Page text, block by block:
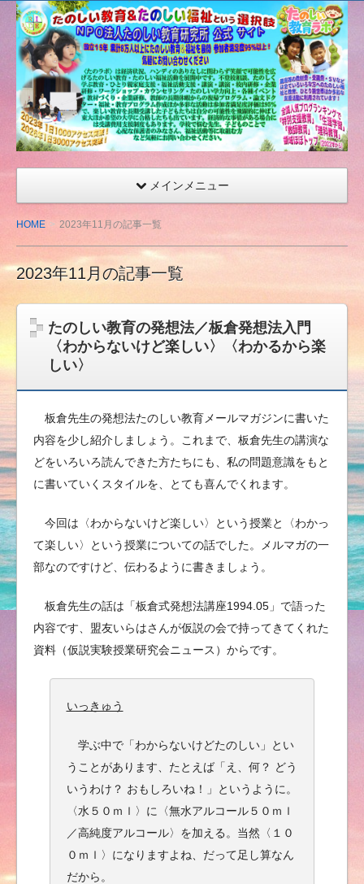
たの
しい
教育
研究
所
（沖
縄）
公式
ト
メインメニュー
HOME 2023年11月の記事一覧
2023年11月の記事一覧
たのしい教育の発想法／板倉発想法入門
〈わからないけど楽しい〉〈わかるから楽
しい〉
板倉先生の発想法たのしい教育メールマガジンに書いた
内容を少し紹介しましょう。これまで、板倉先生の講演な
どをいろいろ読んできた方たちにも、私の問題意識をもと
に書いていくスタイルを、とても喜んでくれます。
今回は〈わからないけど楽しい〉という授業と〈わかっ
て楽しい〉という授業についての話でした。メルマガの一
部なのですけど、伝わるように書きましょう。
板倉先生の話は「板倉式発想法講座1994.05」で語った
内容です、盟友いらはさんが仮説の会で持ってきてくれた
資料（仮説実験授業研究会ニュース）からです。
いっきゅう
学ぶ中で「わからないけどたのしい」とい
うことがあります、たとえば「え、何？ どう
いうわけ？ おもしろいね！」というように。
〈水５０ｍｌ〉に〈無水アルコール５０ｍｌ
／高純度アルコール〉を加える。当然〈１０
０ｍｌ〉になりますよね、だって足し算なん
だから。